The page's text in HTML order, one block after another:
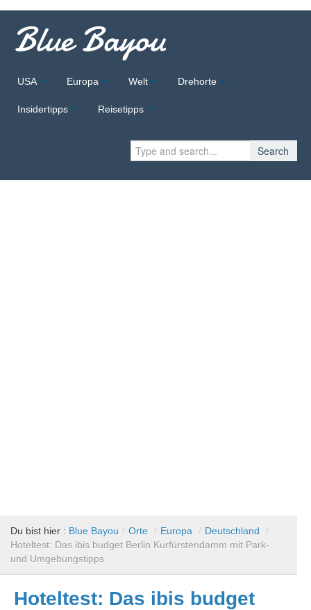
Blue Bayou
USA Europa Welt Drehorte
Insidertipps Reisetipps
Search
Du bist hier : Blue Bayou / Orte / Europa / Deutschland
/
Hoteltest: Das ibis budget Berlin Kurfürstendamm mit Park-
und Umgebungstipps
Hoteltest: Das ibis budget